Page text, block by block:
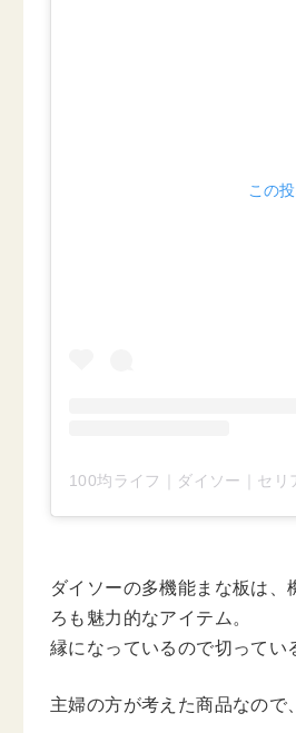
この
ダイソーの多機能まな板 は
ろも魅力的なアイテム。
縁になっているので切ってい
主婦の方が考えた商品なので